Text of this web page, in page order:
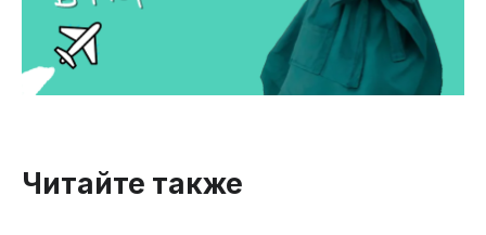
Читайте также